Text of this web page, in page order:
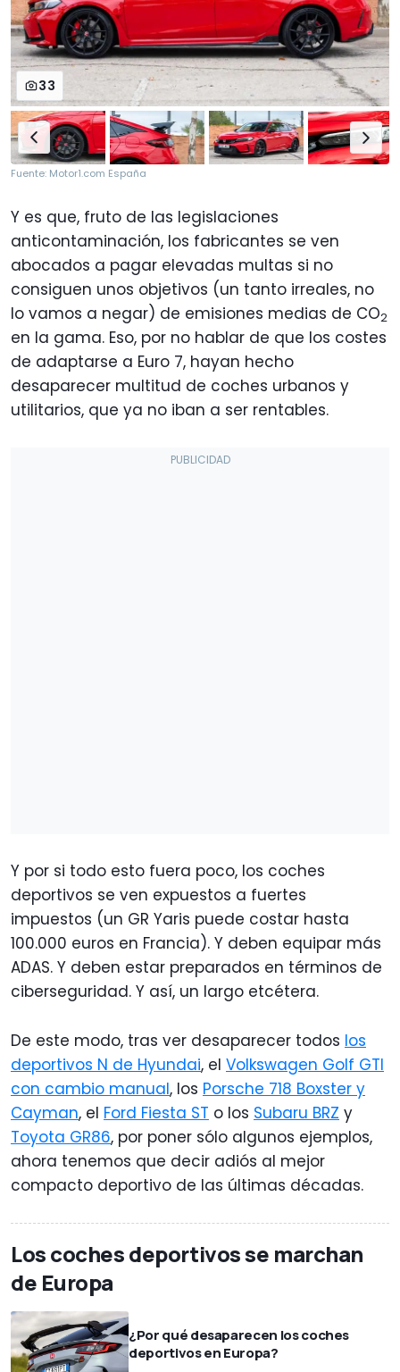
33
Fuente: Motor1.com España
Y es que, fruto de las legislaciones
anticontaminación, los fabricantes se ven
abocados a pagar elevadas multas si no
consiguen unos objetivos (un tanto irreales, no
lo vamos a negar) de emisiones medias de CO2
en la gama. Eso, por no hablar de que los costes
de adaptarse a Euro 7, hayan hecho
desaparecer multitud de coches urbanos y
utilitarios, que ya no iban a ser rentables.
Y por si todo esto fuera poco, los coches
deportivos se ven expuestos a fuertes
impuestos (un GR Yaris puede costar hasta
100.000 euros en Francia). Y deben equipar más
ADAS. Y deben estar preparados en términos de
ciberseguridad. Y así, un largo etcétera.
De este modo, tras ver desaparecer todos los
deportivos N de Hyundai, el Volkswagen Golf GTI
con cambio manual, los Porsche 718 Boxster y
Cayman, el Ford Fiesta ST o los Subaru BRZ y
Toyota GR86, por poner sólo algunos ejemplos,
ahora tenemos que decir adiós al mejor
compacto deportivo de las últimas décadas.
Los coches deportivos se marchan
de Europa
¿Por qué desaparecen los coches
deportivos en Europa?